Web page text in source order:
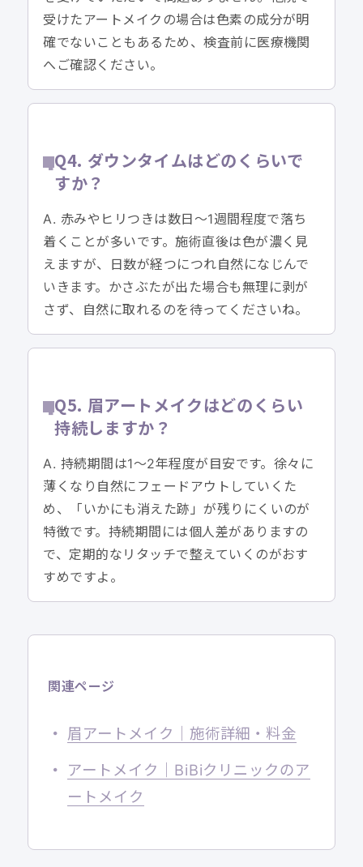
受けたアートメイクの場合は色素の成分が明
確でないこともあるため、検査前に医療機関
へご確認ください。
Q4. ダウンタイムはどのくらいで
すか？
A. 赤みやヒリつきは数日〜1週間程度で落ち
着くことが多いです。施術直後は色が濃く見
えますが、日数が経つにつれ自然になじんで
いきます。かさぶたが出た場合も無理に剥が
さず、自然に取れるのを待ってくださいね。
Q5. 眉アートメイクはどのくらい
持続しますか？
A. 持続期間は1〜2年程度が目安です。徐々に
薄くなり自然にフェードアウトしていくた
め、「いかにも消えた跡」が残りにくいのが
特徴です。持続期間には個人差がありますの
で、定期的なリタッチで整えていくのがおす
すめですよ。
関連ページ
眉アートメイク｜施術詳細・料金
アートメイク｜BiBiクリニックのア
ートメイク